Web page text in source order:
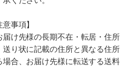
事項】
け先様の長期不在・転居・住所
り状に記載の住所と異なる住所
合、お届け先様に転送する送料